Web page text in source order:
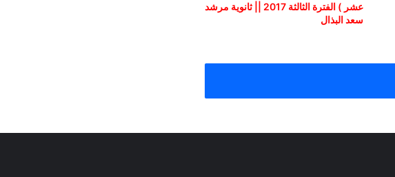
عشر ) الفترة الثالثة 2017 || ثانوية مرشد
سعد البذال